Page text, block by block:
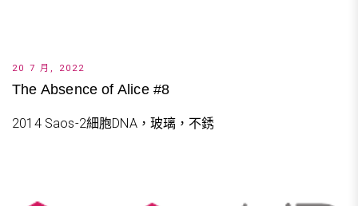
20 7 月, 2022
The Absence of Alice #8
2014 Saos-2細胞DNA，玻璃，不銹